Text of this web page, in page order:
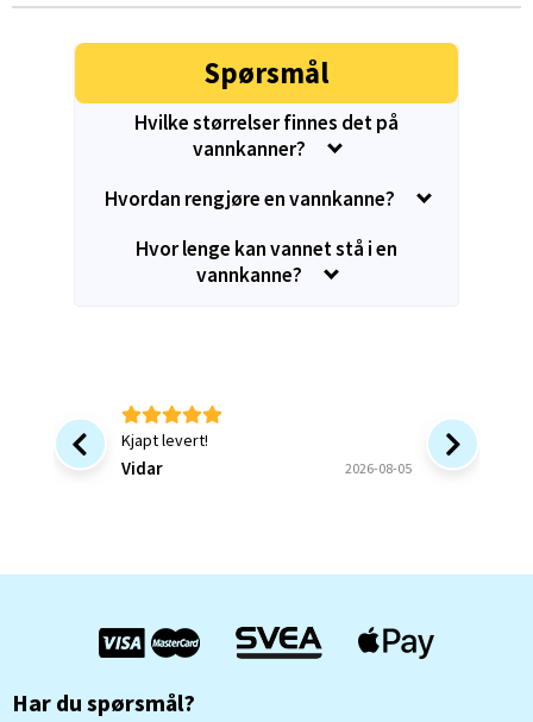
Spørsmål
Hvilke størrelser finnes det på
vannkanner?
Hvordan rengjøre en vannkanne?
Hvor lenge kan vannet stå i en
vannkanne?
Kjapt levert!
Vidar 2026-08-05
Bra at
Har du spørsmål?